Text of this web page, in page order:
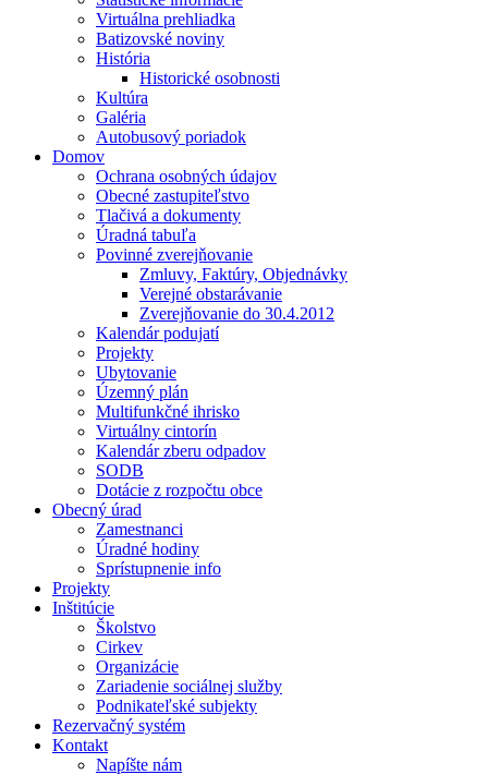
Virtuálna prehliadka
Batizovské noviny
História
Historické osobnosti
Kultúra
Galéria
Autobusový poriadok
Domov
Ochrana osobných údajov
Obecné zastupiteľstvo
Tlačivá a dokumenty
Úradná tabuľa
Povinné zverejňovanie
Zmluvy, Faktúry, Objednávky
Verejné obstarávanie
Zverejňovanie do 30.4.2012
Kalendár podujatí
Projekty
Ubytovanie
Územný plán
Multifunkčné ihrisko
Virtuálny cintorín
Kalendár zberu odpadov
SODB
Dotácie z rozpočtu obce
Obecný úrad
Zamestnanci
Úradné hodiny
Sprístupnenie info
Projekty
Inštitúcie
Školstvo
Cirkev
Organizácie
Zariadenie sociálnej služby
Podnikateľské subjekty
Rezervačný systém
Kontakt
Napíšte nám